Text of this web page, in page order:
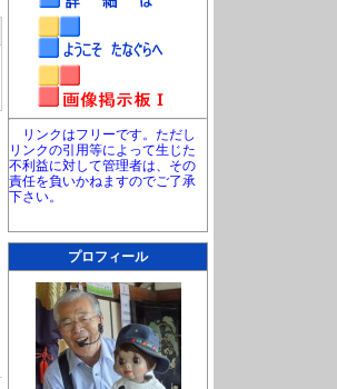
リンクはフリーです。ただし
リンクの引用等によって生じた
不利益に対して管理者は、その
責任を負いかねますのでご了承
下さい。
プロフィール